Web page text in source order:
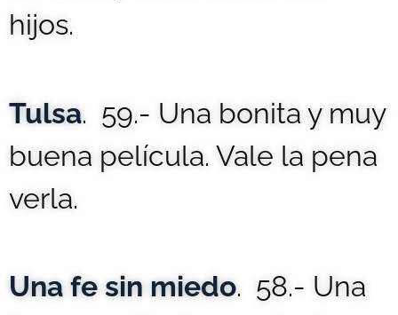
hijos.
Tulsa. 59.- Una bonita y muy
buena película. Vale la pena
verla.
Una fe sin miedo. 58.- Una